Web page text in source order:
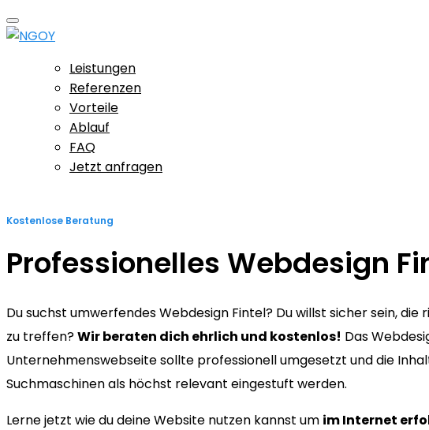
Leistungen
Referenzen
Vorteile
Ablauf
FAQ
Jetzt anfragen
Kostenlose Beratung
Professionelles Webdesign
Du suchst umwerfendes Webdesign Fintel? Du willst sicher sein, die
zu treffen?Wir beraten dich ehrlich und kostenlos! Das
Unternehmenswebseite sollte professionell umgesetzt und die
Suchmaschinen als höchst relevant eingestuft werden.
Lerne jetzt wie du deine Website nutzen kannst um im Internet